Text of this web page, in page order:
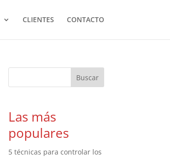
CLIENTES CONTACTO
Las más
populares
5 técnicas para controlar los